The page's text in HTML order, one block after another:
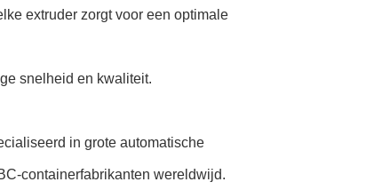
extruder zorgt voor een optimale
snelheid en kwaliteit.
in grote automatische
containerfabrikanten wereldwijd.